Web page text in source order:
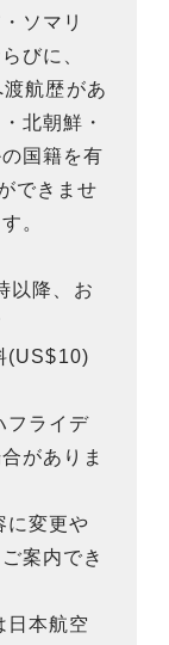
ソマリ
びに、
航歴があ
北朝鮮・
国籍を有
できませ
。
以降、お
(US$10)
フライデ
がありま
変更や
案内でき
本航空